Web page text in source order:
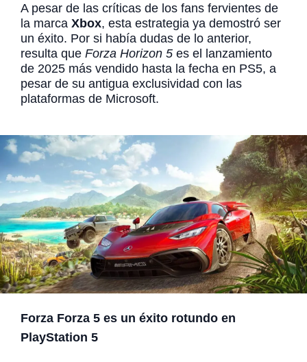
A pesar de las críticas de los fans fervientes de
la marca Xbox, esta estrategia ya demostró ser
un éxito. Por si había dudas de lo anterior,
resulta que Forza Horizon 5 es el lanzamiento
de 2025 más vendido hasta la fecha en PS5, a
pesar de su antigua exclusividad con las
plataformas de Microsoft.
Forza Forza 5 es un éxito rotundo en
PlayStation 5